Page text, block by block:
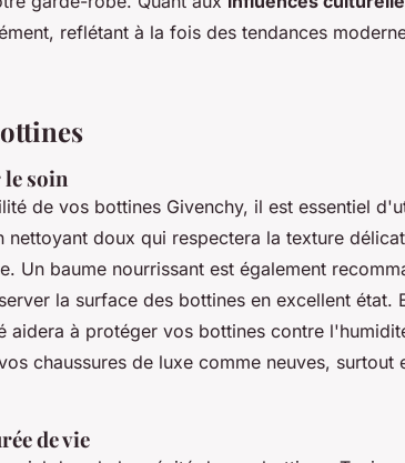
reflétant à la fois des tendances
soin
de vos bottines Givenchy, il est essentiel
nettoyant doux qui respectera la texture
Un baume nourrissant est également
la surface des bottines en excellent état.
aidera à protéger vos bottines contre
chaussures de luxe comme neuves, surtout
de vie